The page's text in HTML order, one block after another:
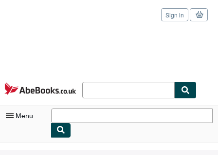
Skip to main content
AbeBooks.co.uk
Sign in
Menu